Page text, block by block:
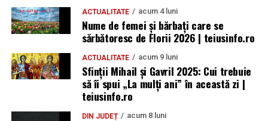
ACTUALITATE acum 4 luni
Nume de femei și bărbați care se
sărbătoresc de Florii 2026 | teiusinfo.ro
ACTUALITATE acum 9 luni
Sfinții Mihail și Gavril 2025: Cui trebuie
să îi spui „La mulţi ani” în această zi |
teiusinfo.ro
DIN JUDEȚ acum 8 luni